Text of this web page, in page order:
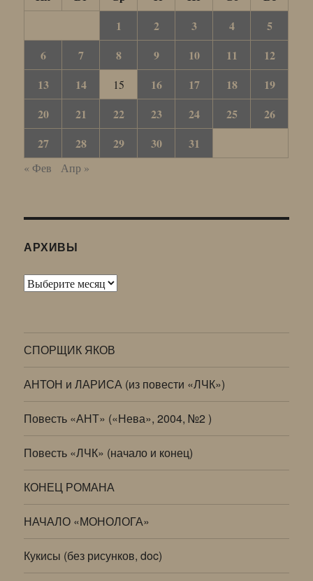
1
2 3 4
5
6
7 8 9 10 11
12
13
14 15 16 17 18
19
20
21 22 23 24 25
26
27
28 29 30 31
« Фев Апр »
АРХИВЫ
Архивы
СПОРЩИК ЯКОВ
АНТОН и ЛАРИСА (из повести «ЛЧК»)
Повесть «АНТ» («Нева», 2004, №2 )
Повесть «ЛЧК» (начало и конец)
КОНЕЦ РОМАНА
НАЧАЛО «МОНОЛОГА»
Кукисы (без рисунков, doc)